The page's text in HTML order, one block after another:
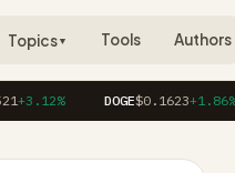
Topics▼ Tools Authors
DOGE $0.1623+1.86%